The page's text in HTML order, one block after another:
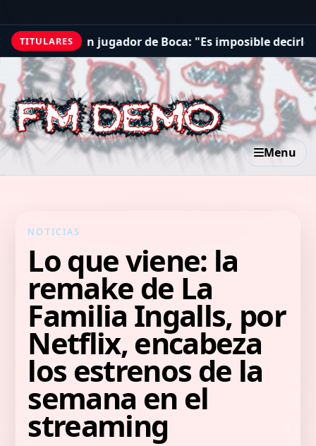
TITULARES
de Boca: "Es imposible decirle que no" Pacifica
Menu
NOTICIAS
Lo que viene: la
remake de La
Familia Ingalls, por
Netflix, encabeza
los estrenos de la
semana en el
streaming